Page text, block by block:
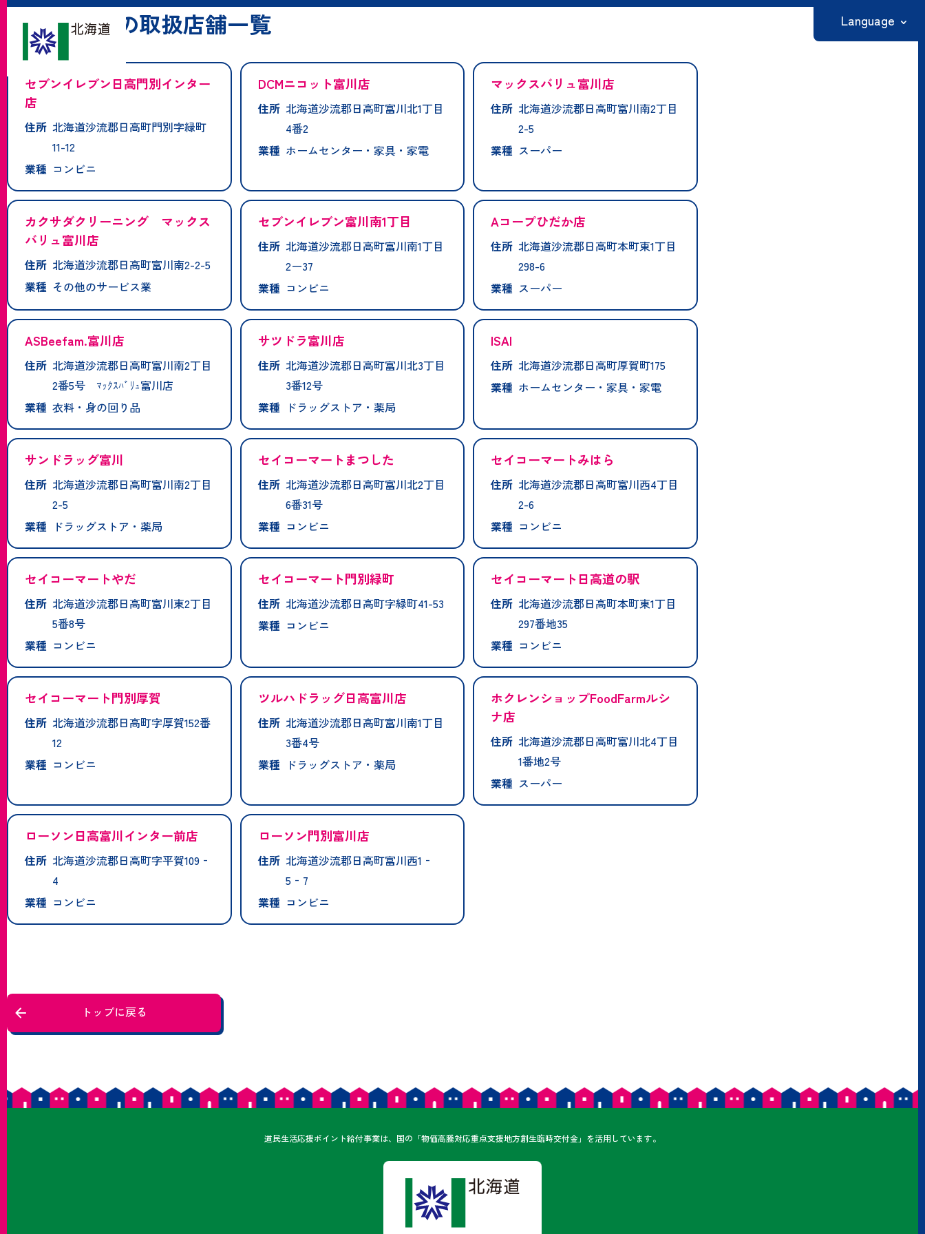
Language
「日高町」の取扱店舗一覧
セブンイレブン日高門別インター
店
住所 北海道沙流郡日高町門別字緑町
11-12
業種 コンビニ
DCMニコット富川店
住所 北海道沙流郡日高町富川北1丁目
4番2
業種 ホームセンター・家具・家電
マックスバリュ富川店
住所 北海道沙流郡日高町富川南2丁目
2-5
業種 スーパー
カクサダクリーニング マックス
バリュ富川店
住所 北海道沙流郡日高町富川南2-2-5
業種 その他のサービス業
セブンイレブン富川南1丁目
住所 北海道沙流郡日高町富川南1丁目
2ー37
業種 コンビニ
Aコープひだか店
住所 北海道沙流郡日高町本町東1丁目
298-6
業種 スーパー
ASBeefam.富川店
住所 北海道沙流郡日高町富川南2丁目
2番5号 ﾏｯｸｽﾊﾞﾘｭ富川店
業種 衣料・身の回り品
サツドラ富川店
住所 北海道沙流郡日高町富川北3丁目
3番12号
業種
ドラッグストア・薬局
ISAI
住所 北海道沙流郡日高町厚賀町175
業種 ホームセンター・家具・家電
サンドラッグ富川
住所 北海道沙流郡日高町富川南2丁目
2-5
業種
ドラッグストア・薬局
セイコーマートまつした
住所 北海道沙流郡日高町富川北2丁目
6番31号
業種 コンビニ
セイコーマートみはら
住所 北海道沙流郡日高町富川西4丁目
2-6
業種 コンビニ
セイコーマートやだ
住所 北海道沙流郡日高町富川東2丁目
5番8号
業種 コンビニ
セイコーマート門別緑町
住所 北海道沙流郡日高町字緑町41-53
業種 コンビニ
セイコーマート日高道の駅
住所 北海道沙流郡日高町本町東1丁目
297番地35
業種 コンビニ
セイコーマート門別厚賀
住所 北海道沙流郡日高町字厚賀152番
12
業種 コンビニ
ツルハドラッグ日高富川店
住所 北海道沙流郡日高町富川南1丁目
3番4号
業種
ドラッグストア・薬局
ホクレンショップFoodFarmルシ
ナ店
住所 北海道沙流郡日高町富川北4丁目
1番地2号
業種 スーパー
ローソン日高富川インター前店
住所 北海道沙流郡日高町字平賀109‐
4
業種 コンビニ
ローソン門別富川店
住所 北海道沙流郡日高町富川西1‐
5‐7
業種 コンビニ
トップに戻る
道民どうみん
生活応援ポイント給付事業は、 国の「物価高騰対応重点支援地方創生臨時交付金」を活用しています。